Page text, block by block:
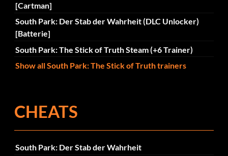
[Cartman]
South Park: Der Stab der Wahrheit (DLC Unlocker)
[Batterie]
South Park: The Stick of Truth Steam (+6 Trainer)
Show all South Park: The Stick of Truth trainers
CHEATS
South Park: Der Stab der Wahrheit